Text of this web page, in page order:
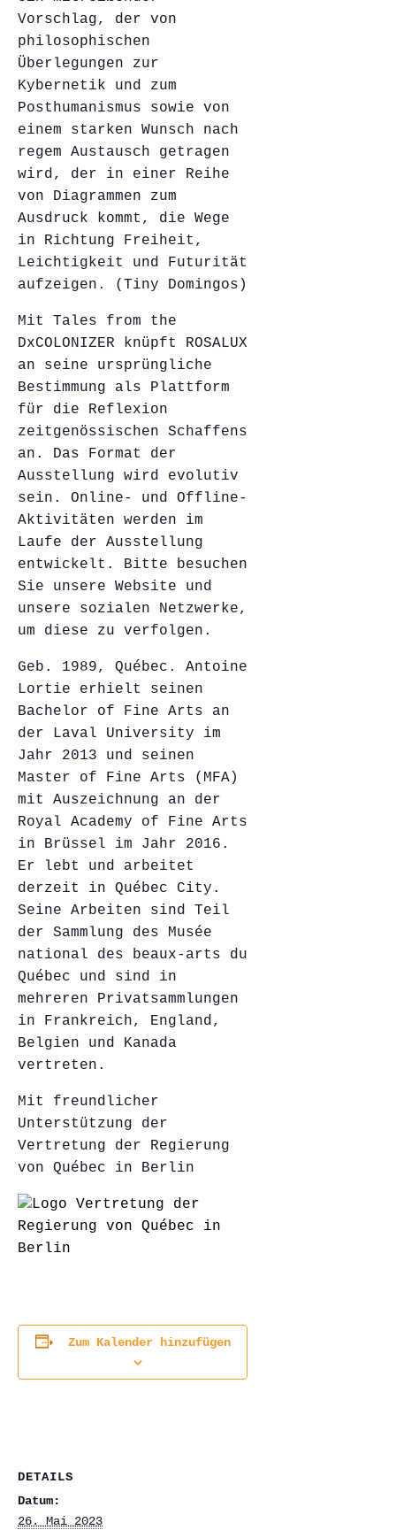
Vorschlag, der von
philosophischen
Überlegungen zur
Kybernetik und zum
Posthumanismus sowie von
einem starken Wunsch nach
regem Austausch getragen
wird, der in einer Reihe
von Diagrammen zum
Ausdruck kommt, die Wege
in Richtung Freiheit,
Leichtigkeit und Futurität
aufzeigen. (Tiny Domingos)
Mit Tales from the
DxCOLONIZER knüpft ROSALUX
an seine ursprüngliche
Bestimmung als Plattform
für die Reflexion
zeitgenössischen Schaffens
an. Das Format der
Ausstellung wird evolutiv
sein. Online- und Offline-
Aktivitäten werden im
Laufe der Ausstellung
entwickelt. Bitte besuchen
Sie unsere Website und
unsere sozialen Netzwerke,
um diese zu verfolgen.
Geb. 1989, Québec. Antoine
Lortie erhielt seinen
Bachelor of Fine Arts an
der Laval University im
Jahr 2013 und seinen
Master of Fine Arts (MFA)
mit Auszeichnung an der
Royal Academy of Fine Arts
in Brüssel im Jahr 2016.
Er lebt und arbeitet
derzeit in Québec City.
Seine Arbeiten sind Teil
der Sammlung des Musée
national des beaux-arts du
Québec und sind in
mehreren Privatsammlungen
in Frankreich, England,
Belgien und Kanada
vertreten.
Mit freundlicher
Unterstützung der
Vertretung der Regierung
von Québec in Berlin
Zum Kalender hinzufügen
DETAILS
Datum:
26. Mai 2023